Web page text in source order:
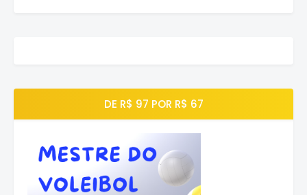
DE R$ 97 POR R$ 67